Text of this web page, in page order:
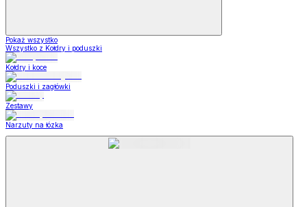
Pokaż wszystko
Wszystko z Kołdry i poduszki
Kołdry i koce
Poduszki i zagłówki
Zestawy
Narzuty na łózka